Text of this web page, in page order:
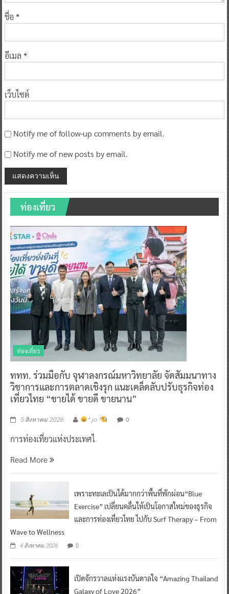
ชื่อ *
อีเมล *
เว็บไซต์
Notify me of follow-up comments by email.
Notify me of new posts by email.
ท่องเที่ยว
ท่องเที่ยว
ททท. ร่วมมือกับ จุฬาลงกรณ์มหาวิทยาลัย จัดสัมมนาทาง
วิชาการและการตลาดเชิงรุก แนะเคล็ดลับปรับธุรกิจท่อง
เที่ยวไทย “ขายได้ ขายดี ขายนาน”
5 สิงหาคม 2026 ^ jo ^ 0
การท่องเที่ยวแห่งประเทศไ
Read More
เพราะทะเลเป็นได้มากกว่าพื้นที่พักผ่อน“Blue
Exercise” เปลี่ยนคลื่นให้เป็นโอกาสใหม่ของธุรกิจ
และการท่องเที่ยวไทย ไปกับ Surf Therapy – From
Wave to Wellness
4 สิงหาคม 2026 0
เปิดจักรวาลแห่งแรงบันดาลใจ “Amazing Thailand
Galaxy of Love 2026”